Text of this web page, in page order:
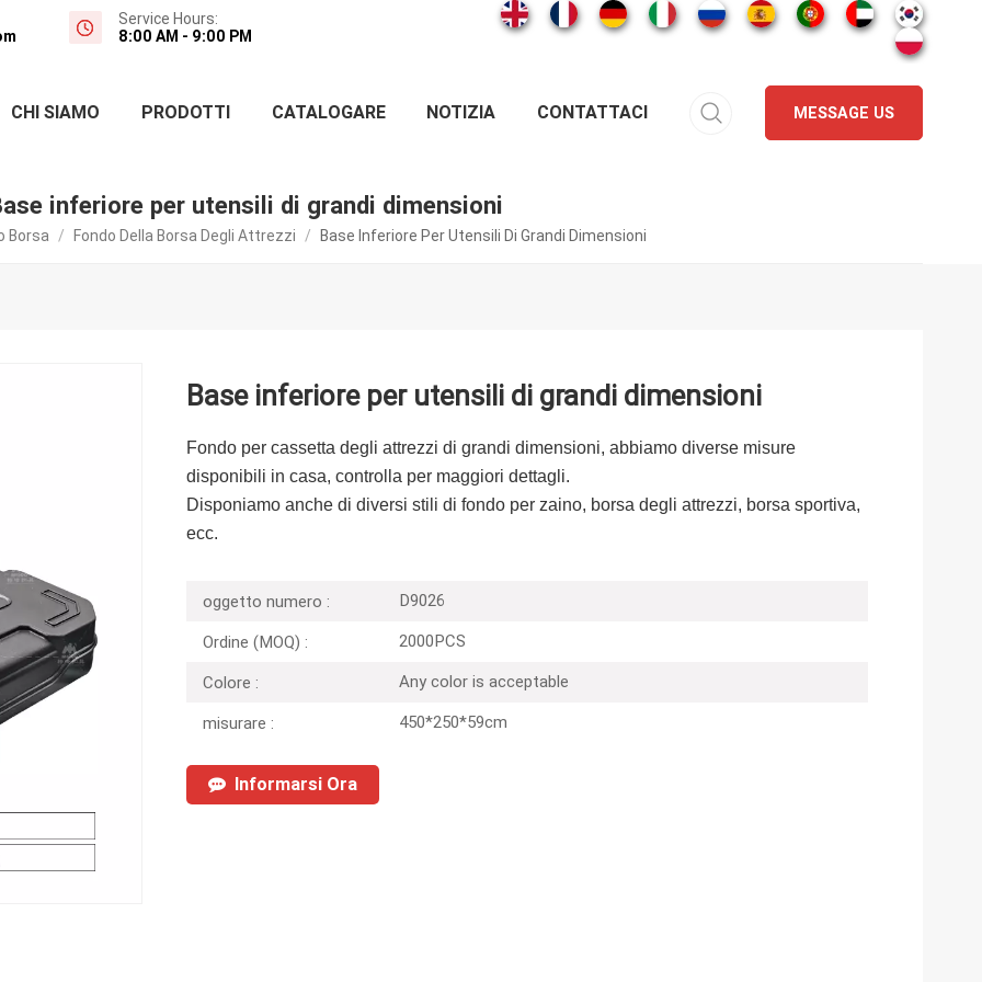
Service Hours:
8:00 AM - 9:00 PM
CHI SIAMO PRODOTTI CATALOGARE NOTIZIA CONTATTACI MESSAGE US
inferiore per utensili di grandi dimensioni
Borsa / Fondo Della Borsa Degli Attrezzi / Base Inferiore Per Utensili Di Grandi Dimensioni
Base inferiore per utensili di grandi dimensioni
Fondo per cassetta degli attrezzi di grandi dimensioni, abbiamo diverse misure
disponibili in casa, controlla per maggiori dettagli.
Disponiamo anche di diversi stili di fondo per zaino, borsa degli attrezzi, borsa sportiva,
ecc.
oggetto numero : D9026
Ordine (MOQ) : 2000PCS
Colore : Any color is acceptable
misurare : 450*250*59cm
Informarsi Ora